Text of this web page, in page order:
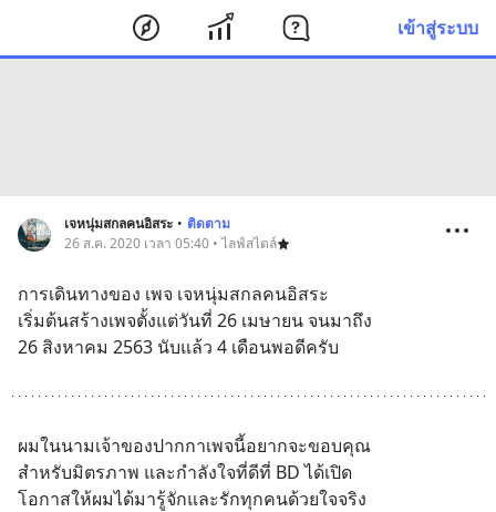
เข้าสู่ระบบ
เจหนุ่มสกลคนอิสระ • ติดตาม
26 ส.ค. 2020 เวลา 05:40 • ไลฟ์สไตล์
การเดินทางของ เพจ เจหนุ่มสกลคนอิสระ
เริ่มต้นสร้างเพจตั้งแต่วันที่ 26 เมษายน จนมาถึง
26 สิงหาคม 2563 นับแล้ว 4 เดือนพอดีครับ
ผมในนามเจ้าของปากกาเพจนี้อยากจะขอบคุณ
สำหรับมิตรภาพ และกำลังใจที่ดีที่ BD ได้เปิด
โอกาสให้ผมได้มารู้จักและรักทุกคนด้วยใจจริง